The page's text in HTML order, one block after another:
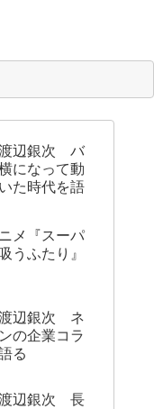
渡辺銀次 バ
になって動
た時代を語
メ『スーパ
うふたり』
渡辺銀次 ネ
の企業コラ
る
渡辺銀次 長